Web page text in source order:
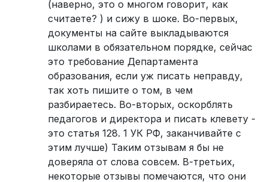
(наверно, это о многом говорит, как
считаете? ) и сижу в шоке. Во-первых,
документы на сайте выкладываются
школами в обязательном порядке, сейчас
это требование Департамента
образования, если уж писать неправду,
так хоть пишите о том, в чем
разбираетесь. Во-вторых, оскорблять
педагогов и директора и писать клевету -
это статья 128. 1 УК РФ, заканчивайте с
этим лучше) Таким отзывам я бы не
доверяла от слова совсем. В-третьих,
некоторые отзывы помечаются, что они